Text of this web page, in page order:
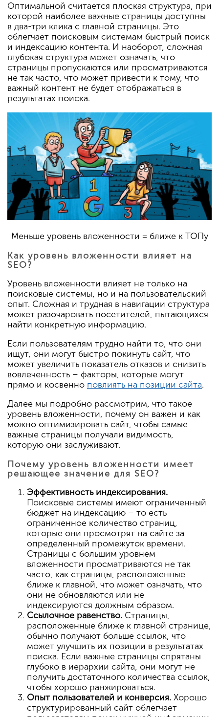
Оптимальной считается плоская структура, при
которой наиболее важные страницы доступны
в два-три клика с главной страницы. Это
облегчает поисковым системам быстрый поиск
и индексацию контента. И наоборот, сложная
глубокая структура может означать, что
страницы пропускаются или просматриваются
не так часто, что может привести к тому, что
важный контент не будет отображаться в
результатах поиска.
Меньше уровень вложенности = ближе к ТОПу
Как уровень вложенности влияет на
SEO?
Уровень вложенности влияет не только на
поисковые системы, но и на пользовательский
опыт. Сложная и трудная в навигации структура
может разочаровать посетителей, пытающихся
найти конкретную информацию.
Если пользователям трудно найти то, что они
ищут, они могут быстро покинуть сайт, что
может увеличить показатель отказов и снизить
вовлеченность – факторы, которые могут
прямо и косвенно повлиять на позиции сайта.
Далее мы подробно рассмотрим, что такое
уровень вложенности, почему он важен и как
можно оптимизировать сайт, чтобы самые
важные страницы получали видимость,
которую они заслуживают.
Почему уровень вложенности имеет
решающее значение для SEO?
Эффективность индексирования.
Поисковые системы имеют ограниченный
бюджет на индексацию – то есть
ограниченное количество страниц,
которые они просмотрят на сайте за
определенный промежуток времени.
Страницы с большим уровнем
вложенности просматриваются не так
часто, как страницы, расположенные
ближе к главной, что может означать, что
они не обновляются или не
индексируются должным образом.
Ссылочное равенство. Страницы,
расположенные ближе к главной странице,
обычно получают больше ссылок, что
может улучшить их позиции в результатах
поиска. Если важные страницы спрятаны
глубоко в иерархии сайта, они могут не
получить достаточного количества ссылок,
чтобы хорошо ранжироваться.
Опыт пользователей и конверсия. Хорошо
структурированный сайт облегчает